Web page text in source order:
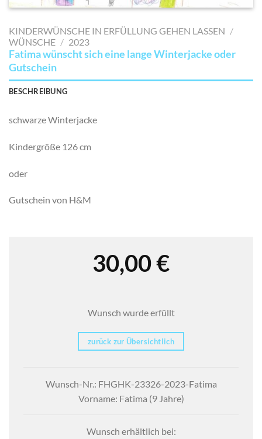
AUF MEINE
SETZEN
KINDERWÜNSCHE IN ERFÜLLUNG GEHEN LASSEN /
WÜNSCHE / 2023
Fatima wünscht sich eine lange Winterjacke oder
Gutschein
BESCHREIBUNG
schwarze Winterjacke
Kindergröße 126 cm
oder
Gutschein von H&M
30,00€
Wunsch wurde erfüllt
zurück zur Übersichtlich
Wunsch-Nr.: FHGHK-23326-2023-Fatima
Vorname: Fatima (9 Jahre)
Wunsch erhältlich bei: